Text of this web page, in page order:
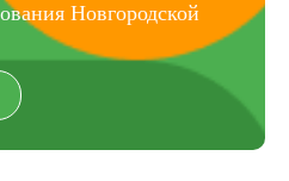
Новгородской